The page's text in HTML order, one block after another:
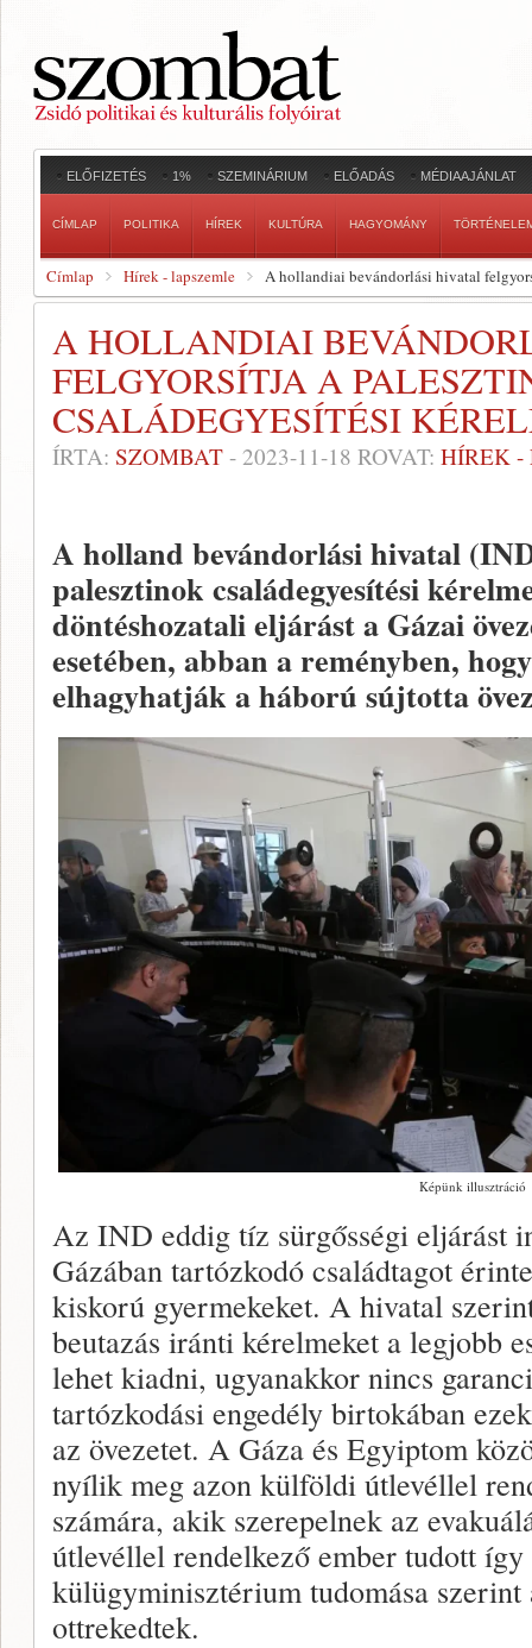
ELŐFIZETÉS 1% SZEMINÁRIUM ELŐADÁS MÉDIAAJÁNLAT
CÍMLAP POLITIKA HÍREK KULTÚRA HAGYOMÁNY
Címlap Hírek - lapszemle A hollandiai bevándorlási hivatal
A HOLLANDIAI
FELGYORSÍTJA A
CSALÁDEGYESÍTÉSI
ÍRTA: SZOMBAT - 2023-11-18 ROVAT: HÍREK -
A holland bevándorlási hivatal
palesztinok családegyesítési
döntéshozatali eljárást a Gázai
esetében, abban a reményben,
elhagyhatják a háború sújtotta
Képünk illusztráció
Az IND eddig tíz sürgősségi eljárást
Gázában tartózkodó családtagot
kiskorú gyermekeket. A hivatal
beutazás iránti kérelmeket a legjobb
lehet kiadni, ugyanakkor nincs
tartózkodási engedély birtokában
az övezetet. A Gáza és Egyiptom
nyílik meg azon külföldi útlevéllel
számára, akik szerepelnek az
útlevéllel rendelkező ember tudott
külügyminisztérium tudomása szerint
ottrekedtek.